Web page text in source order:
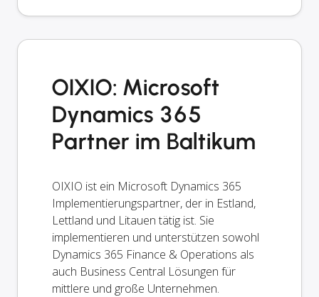
OIXIO: Microsoft
Dynamics 365
Partner im Baltikum
OIXIO ist ein Microsoft Dynamics 365
Implementierungspartner, der in Estland,
Lettland und Litauen tätig ist. Sie
implementieren und unterstützen sowohl
Dynamics 365 Finance & Operations als
auch Business Central Lösungen für
mittlere und große Unternehmen.